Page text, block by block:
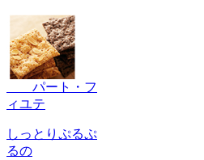
パート・フ
ィユテ
しっとりぷるぷ
るの